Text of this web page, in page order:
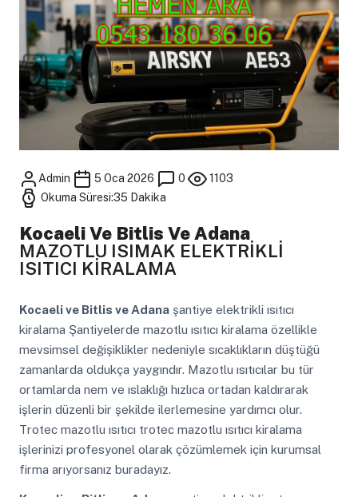
Admin 5 Oca 2026 0
1103
Okuma Süresi:35 Dakika
Kocaeli Ve Bitlis Ve Adana
MAZOTLU ISIMAK ELEKTRİKLİ
ISITICI KİRALAMA
Kocaeli ve Bitlis ve Adanaşantiye elektrikli ısıtıcı
kiralama Şantiyelerde mazotlu ısıtıcı kiralama özellikle
mevsimsel değişiklikler nedeniyle sıcaklıkların düştüğü
zamanlarda oldukça yaygındır. Mazotlu ısıtıcılar bu tür
ortamlarda nem ve ıslaklığı hızlıca ortadan kaldırarak
işlerin düzenli bir şekilde ilerlemesine yardımcı olur.
Trotec mazotlu ısıtıcı trotec mazotlu ısıtıcı kiralama
işlerinizi profesyonel olarak çözümlemek için kurumsal
firma arıyorsanız buradayız.